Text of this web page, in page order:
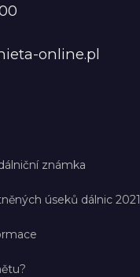
online.pl
známka
úseků dálnic 2021